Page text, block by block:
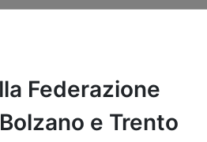
Federazione
e Trento